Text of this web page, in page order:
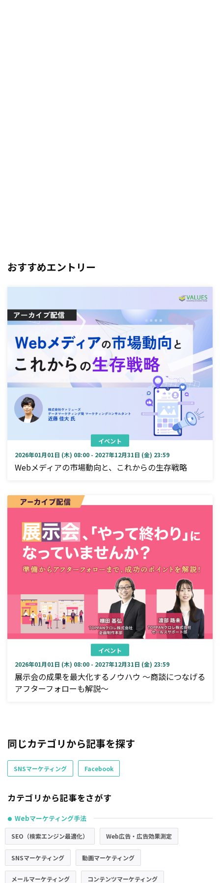
おすすめエントリー
イベント
2026年01月01日 (木) 08:00 - 2027年12月31日 (金) 23:59
Webメディアの市場動向と、これからの生存戦略
イベント
2026年01月01日 (木) 08:00 - 2027年12月31日 (金) 23:59
展示会の成果を最大化するノウハウ ～商談につなげる
アフターフォローも解説～
同じカテゴリから記事を探す
SNSマーケティング Facebook
カテゴリから記事をさがす
● Webマーケティング手法
SEO（検索エンジン最適化） Web広告・広告効果測定
SNSマーケティング 動画マーケティング
メールマーケティング コンテンツマーケティング